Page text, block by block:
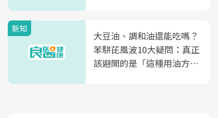
新知
大豆油、調和油還能吃嗎？
苯駢芘風波10大疑問：真正
該避開的是「這種用油方